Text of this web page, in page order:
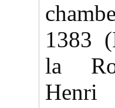
1383
la
Henri